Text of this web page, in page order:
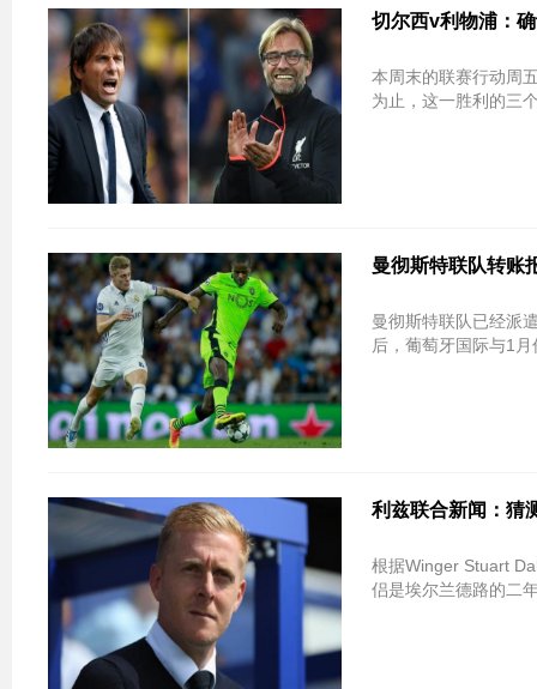
切尔西v利物浦：
本周末的联赛行动周
为止，这一胜利的三
曼彻斯特联队转账
曼彻斯特联队已经派
后，葡萄牙国际与1
利兹联合新闻：猜
根据Winger Stuart
侣是埃尔兰德路的二